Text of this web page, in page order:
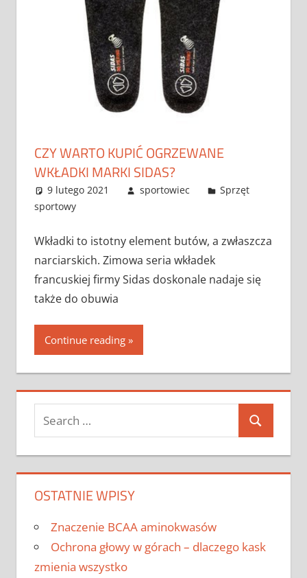
CZY WARTO KUPIĆ OGRZEWANE
WKŁADKI MARKI SIDAS?
9 lutego 2021 sportowiec
Sprzęt
sportowy
Wkładki to istotny element butów, a zwłaszcza
narciarskich. Zimowa seria wkładek
francuskiej firmy Sidas doskonale nadaje się
także do obuwia
Continue reading
Search
for:
Search
OSTATNIE WPISY
Znaczenie BCAA aminokwasów
Ochrona głowy w górach – dlaczego kask
zmienia wszystko